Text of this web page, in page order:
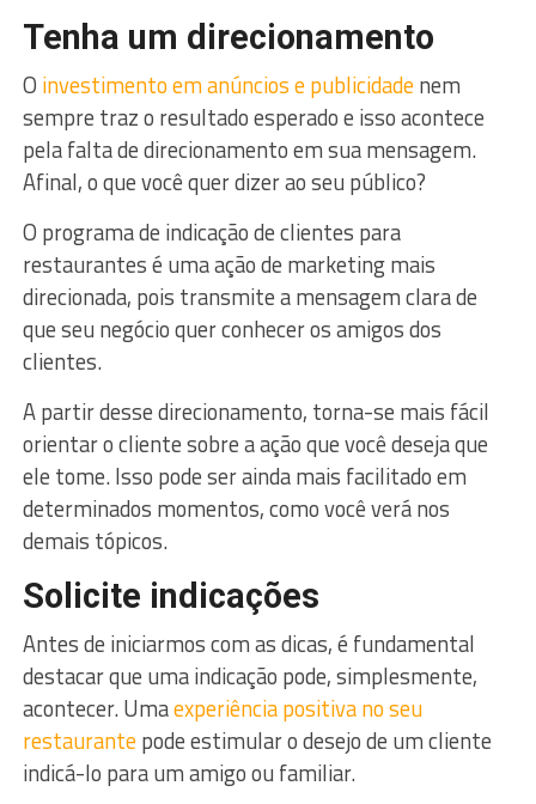
Tenha um direcionamento
O investimento em anúncios e publicidadenem
sempre traz o resultado esperado e isso acontece
pela falta de direcionamento em sua mensagem.
Afinal, o que você quer dizer ao seu público?
O programa de indicação de clientes para
restaurantes é uma ação de marketing mais
direcionada, pois transmite a mensagem clara de
que seu negócio quer conhecer os amigos dos
clientes.
A partir desse direcionamento, torna-se mais fácil
orientar o cliente sobre a ação que você deseja que
ele tome. Isso pode ser ainda mais facilitado em
determinados momentos, como você verá nos
demais tópicos.
Solicite indicações
Antes de iniciarmos com as dicas, é fundamental
destacar que uma indicação pode, simplesmente,
acontecer. Umaexperiência positiva no seu
restaurantepode estimular o desejo de um cliente
indicá-lo para um amigo ou familiar.